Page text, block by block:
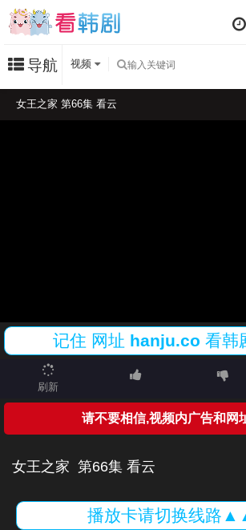
导航 视频
女王之家 第66集 看云
记住 网址 hanju.co 看韩
刷新
请不要相信,视频内广告和网
女王之家 第66集 看云
播放卡请切换线路